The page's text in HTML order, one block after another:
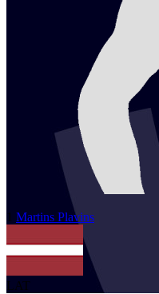
1 Martins Plavins
LAT